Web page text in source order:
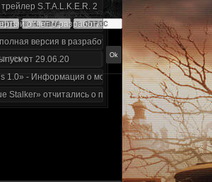
S.T.A.L.K.E.R. 2
отчет о разработке!
версия в разработке!
от 29.06.20
1.0» - Информация о моде за июнь 2020
Stalker» отчитались о проделанной работе